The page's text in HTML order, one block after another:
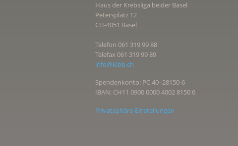
Haus der Krebsliga beider Basel
Petersplatz 12
CH-4051 Basel
Telefon 061 319 99 88
Telefax 061 319 99 89
info@klbb.ch
Spendenkonto: PC 40–28150-6
IBAN: CH11 0900 0000 4002 8150 6
Privatsphäre-Einstellungen